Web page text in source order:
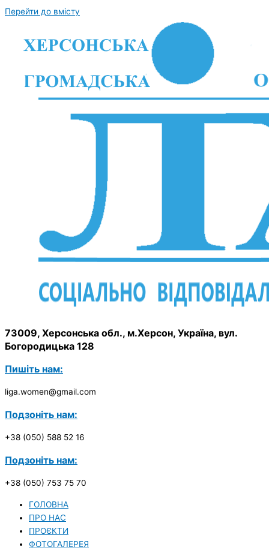
Перейти до вмісту
73009, Херсонська обл., м.Херсон, Україна, вул.
Богородицька 128
Пишіть нам:
liga.women@gmail.com
Подзоніть нам:
+38 (050) 588 52 16
Подзоніть нам:
+38 (050) 753 75 70
ГОЛОВНА
ПРО НАС
ПРОЄКТИ
ФОТОГАЛЕРЕЯ